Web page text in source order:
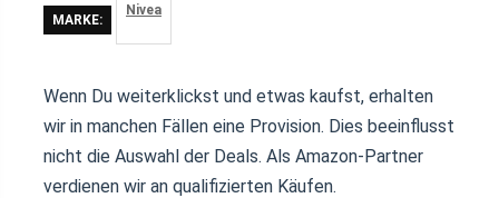
MARKE:
Nivea
Wenn Du weiterklickst und etwas kaufst, erhalten
wir in manchen Fällen eine Provision. Dies beeinflusst
nicht die Auswahl der Deals. Als Amazon-Partner
verdienen wir an qualifizierten Käufen.